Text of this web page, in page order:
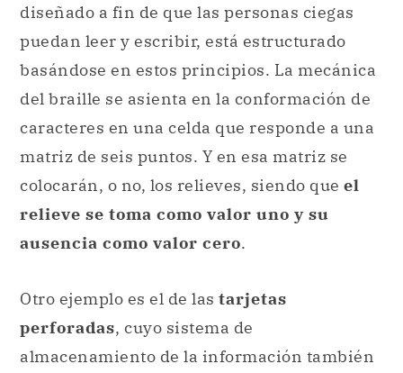
diseñado a fin de que las personas ciegas
puedan leer y escribir, está estructurado
basándose en estos principios. La mecánica
del braille se asienta en la conformación de
caracteres en una celda que responde a una
matriz de seis puntos. Y en esa matriz se
colocarán, o no, los relieves, siendo que el
relieve se toma como valor uno y su
ausencia como valor cero.
Otro ejemplo es el de las tarjetas
perforadas, cuyo sistema de
almacenamiento de la información también